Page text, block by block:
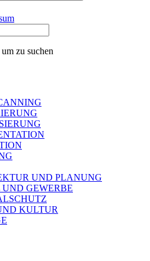
zu suchen
UND PLANUNG
GEWERBE
KULTUR